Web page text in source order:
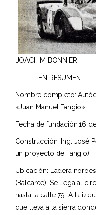
JOACHIM BONNIER
– – – – EN RESUMEN
Nombre completo:
«Juan Manuel Fangio»
Fecha de fundación:16
Construcción: Ing. José
un proyecto de Fangio).
Ubicación: Ladera
(Balcarce). Se llega al
hasta la calle 79. A la
que lleva a la sierra